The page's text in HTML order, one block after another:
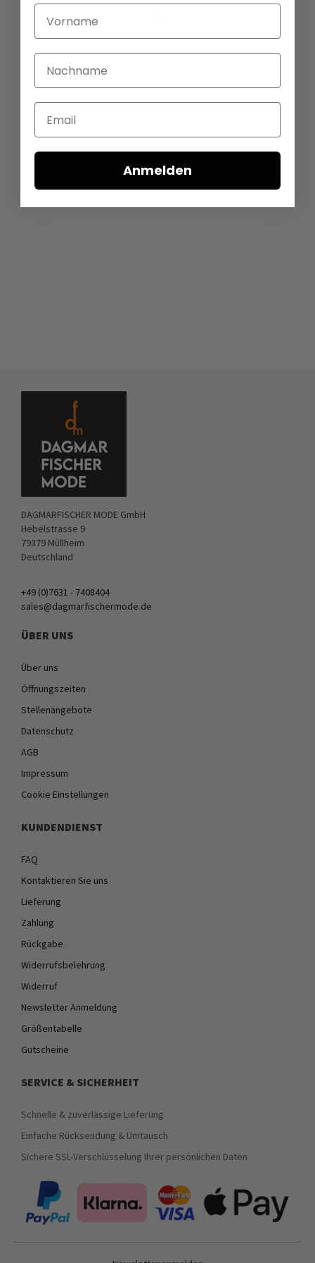
DAGMARFISCHER MODE GmbH
Hebelstrasse 9
79379 Müllheim
Deutschland
+49 (0)7631 - 7408404
sales@dagmarfischermode.de
ÜBER UNS
Über uns
Öffnungszeiten
Stellenangebote
Datenschutz
AGB
Impressum
Cookie Einstellungen
KUNDENDIENST
FAQ
Kontaktieren Sie uns
Lieferung
Zahlung
Rückgabe
Widerrufsbelehrung
Widerruf
Newsletter Anmeldung
Größentabelle
Gutscheine
SERVICE & SICHERHEIT
Schnelle & zuverlässige Lieferung
Einfache Rücksendung & Umtausch
Sichere SSL-Verschlüsselung Ihrer persönlichen Daten
Vorname
Nachname
Email
Anmelden